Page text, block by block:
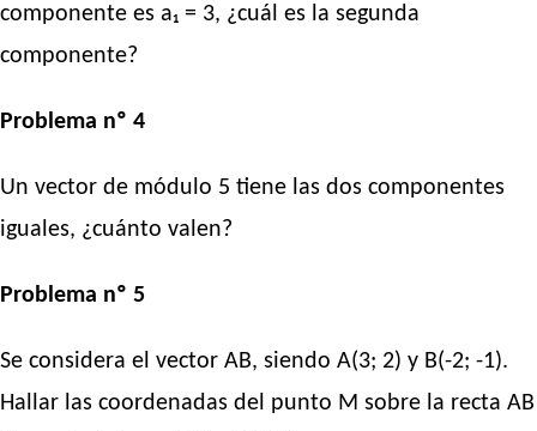
componente es a₁ = 3, ¿cuál es la segunda
componente?
Problema nº 4
Un vector de módulo 5 tiene las dos componentes
iguales, ¿cuánto valen?
Problema nº 5
Se considera el vector AB, siendo A(3; 2) y B(-2; -1).
Hallar las coordenadas del punto M sobre la recta AB